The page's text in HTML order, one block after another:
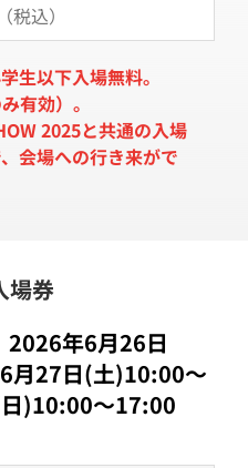
税込）
生以下入場無料。
有効）。
2025と共通の入場
会場への行き来がで
場券
2026年6月26日
月27日(土)10:00〜
)10:00〜17:00